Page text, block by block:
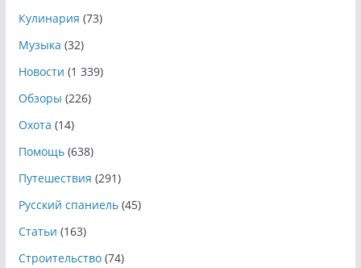
Кулинария (73)
Музыка (32)
Новости (1 339)
Обзоры (226)
Охота (14)
Помощь(638)
Путешествия (291)
Русский спаниель(45)
Статьи (163)
Строительство(74)